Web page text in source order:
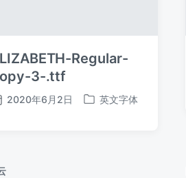
Regular-
3-.ttf
2020年6月2日
发
英文字体